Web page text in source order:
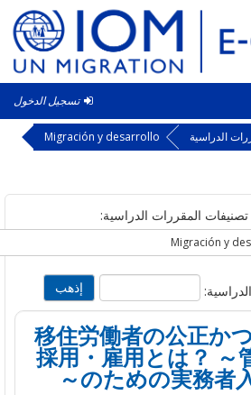
تسجيل الدخول
Migración y desarrollo
المقررات الدراسية:
移住労働者の公
採用・雇用とは
のための実務